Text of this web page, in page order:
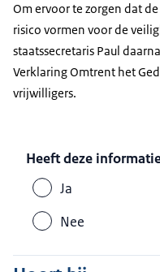
Om ervoor te zorgen dat
risico vormen voor de
staatssecretaris Paul
Verklaring Omtrent het
vrijwilligers.
Heeft deze
Ja
Nee